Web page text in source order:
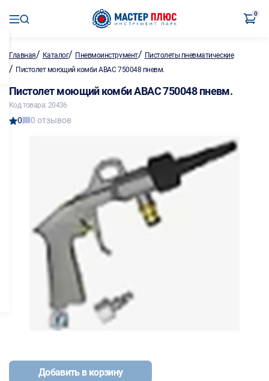
0
Главная/ Каталог/ Пневмоинструмент/ Пистолеты пневматические
/ Пистолет моющий комби ABAC 750048 пневм.
Пистолет моющий комби ABAC 750048 пневм.
Код товара: 20436
0 0 отзывов
Добавить в корзину